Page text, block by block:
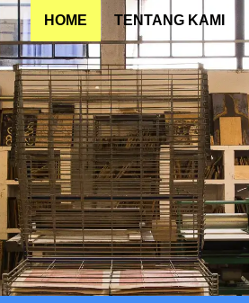
HOME TENTANG KAMI